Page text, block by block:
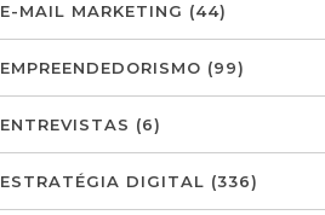
E-MAIL MARKETING (44)
EMPREENDEDORISMO (99)
ENTREVISTAS (6)
ESTRATÉGIA DIGITAL (336)